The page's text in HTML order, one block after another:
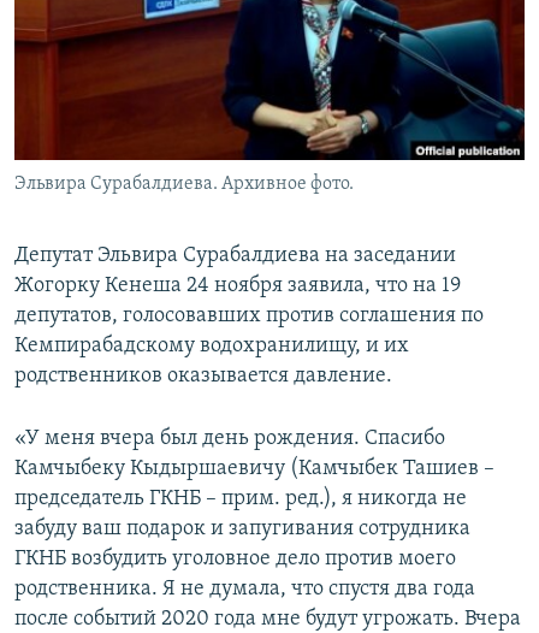
Эльвира Сурабалдиева. Архивное фото.
Депутат Эльвира Сурабалдиева на заседании
Жогорку Кенеша 24 ноября заявила, что на 19
депутатов, голосовавших против соглашения по
Кемпирабадскому водохранилищу, и их
родственников оказывается давление.
«У меня вчера был день рождения. Спасибо
Камчыбеку Кыдыршаевичу (Камчыбек Ташиев –
председатель ГКНБ – прим. ред.), я никогда не
забуду ваш подарок и запугивания сотрудника
ГКНБ возбудить уголовное дело против моего
родственника. Я не думала, что спустя два года
после событий 2020 года мне будут угрожать. Вчера